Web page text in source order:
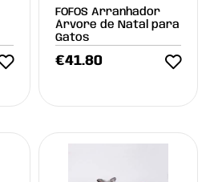
FOFOS Arranhador
Árvore de Natal para
Gatos
€41.80